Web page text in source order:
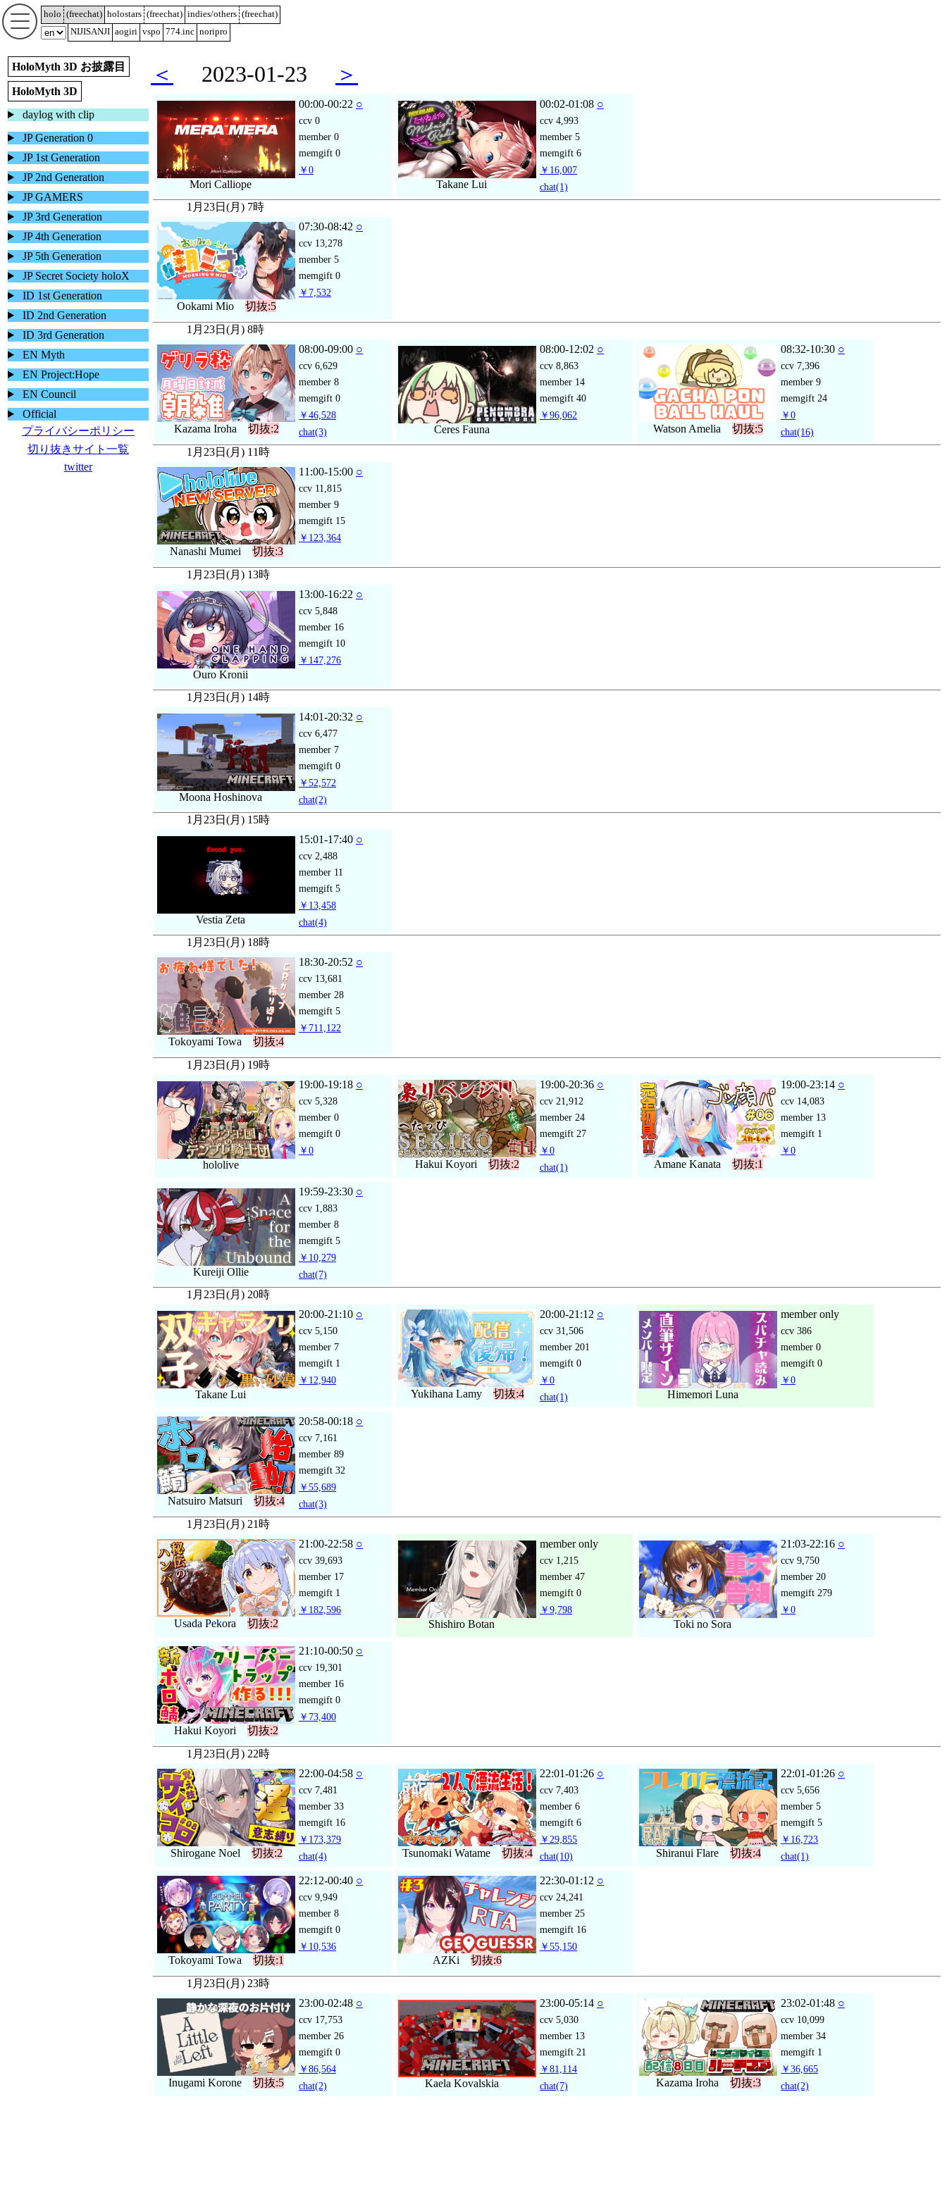
holo (freechat) holostars (freechat) indies/others (freechat)
NIJISANJI aogiri vspo 774.inc noripro
HoloMyth 3D お披露目
HoloMyth 3D
daylog with clip
JP Generation 0
JP 1st Generation
JP 2nd Generation
JP GAMERS
JP 3rd Generation
JP 4th Generation
JP 5th Generation
JP Secret Society holoX
ID 1st Generation
ID 2nd Generation
ID 3rd Generation
EN Myth
EN Project:Hope
EN Council
Official
プライバシーポリシー
切り抜きサイト一覧
twitter
＜ 2023-01-23 ＞
Mori Calliope
00:00-00:22 ○
ccv 0
member 0
memgift 0
￥0
Takane Lui
00:02-01:08 ○
ccv 4,993
member 5
memgift 6
￥16,007
chat(1)
1月23日(月) 7時
Ookami Mio 切抜:5
07:30-08:42 ○
ccv 13,278
member 5
memgift 0
￥7,532
1月23日(月) 8時
Kazama Iroha 切抜:2
08:00-09:00 ○
ccv 6,629
member 8
memgift 0
￥46,528
chat(3) Ceres Fauna
08:00-12:02 ○
ccv 8,863
member 14
memgift 40
￥96,062
Watson Amelia 切抜:5
08:32-10:30 ○
ccv 7,396
member 9
memgift 24
￥0
chat(16)
1月23日(月) 11時
Nanashi Mumei 切抜:3
11:00-15:00 ○
ccv 11,815
member 9
memgift 15
￥123,364
1月23日(月) 13時
Ouro Kronii
13:00-16:22 ○
ccv 5,848
member 16
memgift 10
￥147,276
1月23日(月) 14時
Moona Hoshinova
14:01-20:32 ○
ccv 6,477
member 7
memgift 0
￥52,572
chat(2)
1月23日(月) 15時
Vestia Zeta
15:01-17:40 ○
ccv 2,488
member 11
memgift 5
￥13,458
chat(4)
1月23日(月) 18時
Tokoyami Towa 切抜:4
18:30-20:52 ○
ccv 13,681
member 28
memgift 5
￥711,122
1月23日(月) 19時
hololive
19:00-19:18 ○
ccv 5,328
member 0
memgift 0
￥0
Hakui Koyori 切抜:2
19:00-20:36 ○
ccv 21,912
member 24
memgift 27
￥0
chat(1) Amane Kanata 切抜:1
19:00-23:14 ○
ccv 14,083
member 13
memgift 1
￥0
Kureiji Ollie
19:59-23:30 ○
ccv 1,883
member 8
memgift 5
￥10,279
chat(7)
1月23日(月) 20時
Takane Lui
20:00-21:10 ○
ccv 5,150
member 7
memgift 1
￥12,940
Yukihana Lamy 切抜:4
20:00-21:12 ○
ccv 31,506
member 201
memgift 0
￥0
chat(1) Himemori Luna
member only
ccv 386
member 0
memgift 0
￥0
Natsuiro Matsuri 切抜:4
20:58-00:18 ○
ccv 7,161
member 89
memgift 32
￥55,689
chat(3)
1月23日(月) 21時
Usada Pekora 切抜:2
21:00-22:58 ○
ccv 39,693
member 17
memgift 1
￥182,596
Shishiro Botan
member only
ccv 1,215
member 47
memgift 0
￥9,798
Toki no Sora
21:03-22:16 ○
ccv 9,750
member 20
memgift 279
￥0
Hakui Koyori 切抜:2
21:10-00:50 ○
ccv 19,301
member 16
memgift 0
￥73,400
1月23日(月) 22時
Shirogane Noel 切抜:2
22:00-04:58 ○
ccv 7,481
member 33
memgift 16
￥173,379
chat(4) Tsunomaki Watame 切抜:4
22:01-01:26 ○
ccv 7,403
member 6
memgift 6
￥29,855
chat(10) Shiranui Flare 切抜:4
22:01-01:26 ○
ccv 5,656
member 5
memgift 5
￥16,723
chat(1)
Tokoyami Towa 切抜:1
22:12-00:40 ○
ccv 9,949
member 8
memgift 0
￥10,536
AZKi 切抜:6
22:30-01:12 ○
ccv 24,241
member 25
memgift 16
￥55,150
1月23日(月) 23時
Inugami Korone 切抜:5
23:00-02:48 ○
ccv 17,753
member 26
memgift 0
￥86,564
chat(2) Kaela Kovalskia
23:00-05:14 ○
ccv 5,030
member 13
memgift 21
￥81,114
chat(7) Kazama Iroha 切抜:3
23:02-01:48 ○
ccv 10,099
member 34
memgift 1
￥36,665
chat(2)